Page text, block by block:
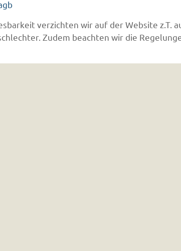
verzichten wir auf der Website
Zudem beachten wir die